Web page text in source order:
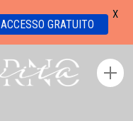
ACCESSO GRATUITO
X